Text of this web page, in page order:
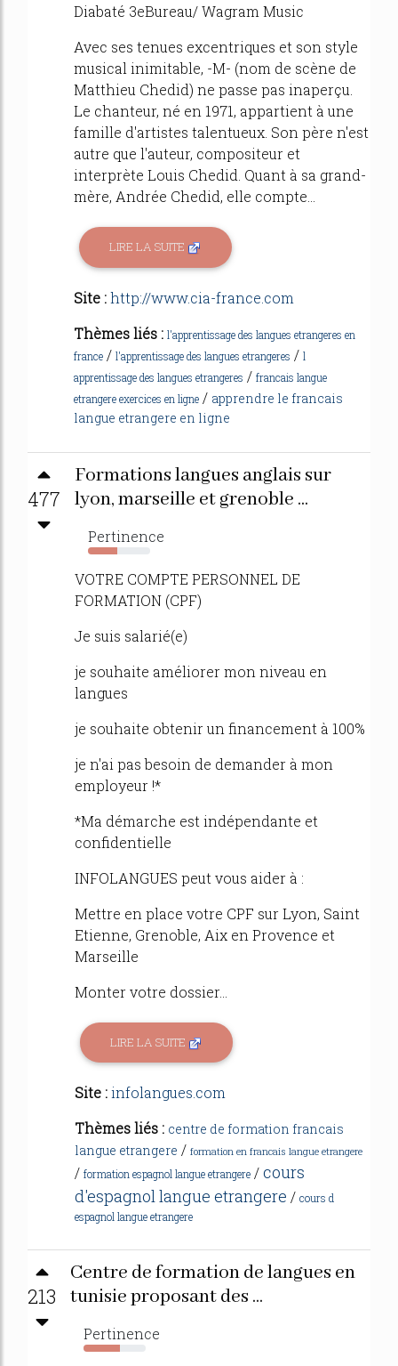
Diabaté 3eBureau/ Wagram Music
Avec ses tenues excentriques et son style
musical inimitable, -M- (nom de scène de
Matthieu Chedid) ne passe pas inaperçu.
Le chanteur, né en 1971, appartient à une
famille d'artistes talentueux. Son père n'est
autre que l'auteur, compositeur et
interprète Louis Chedid. Quant à sa grand-
mère, Andrée Chedid, elle compte...
LIRE LA SUITE
Site :http://www.cia-france.com
Thèmes liés : l'apprentissage des langues etrangeres en
france / l'apprentissage des langues etrangeres / l
apprentissage des langues etrangeres / francais langue
etrangere exercices en ligne / apprendre le francais
langue etrangere en ligne
477
Formations langues anglais sur
lyon, marseille et grenoble ...
Pertinence
47%
VOTRE COMPTE PERSONNEL DE
FORMATION (CPF)
Je suis salarié(e)
je souhaite améliorer mon niveau en
langues
je souhaite obtenir un financement à 100%
je n'ai pas besoin de demander à mon
employeur !*
*Ma démarche est indépendante et
confidentielle
INFOLANGUES peut vous aider à :
Mettre en place votre CPF sur Lyon, Saint
Etienne, Grenoble, Aix en Provence et
Marseille
Monter votre dossier...
LIRE LA SUITE
Site :infolangues.com
Thèmes liés : centre de formation francais
langue etrangere / formation en francais langue etrangere
/ formation espagnol langue etrangere /cours
d'espagnol langue etrangere / cours d
espagnol langue etrangere
213
Centre de formation de langues en
tunisie proposant des ...
Pertinence
59%